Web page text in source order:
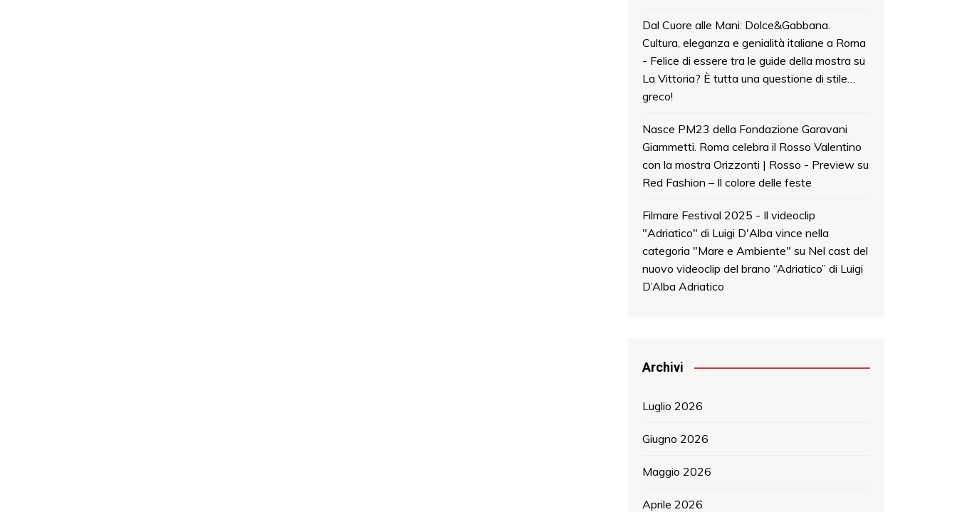
Dal Cuore alle Mani: Dolce&Gabbana.
Cultura, eleganza e genialità italiane a Roma
- Felice di essere tra le guide della mostra su
La Vittoria? È tutta una questione di stile…
greco!
Nasce PM23 della Fondazione Garavani
Giammetti. Roma celebra il Rosso Valentino
con la mostra Orizzonti | Rosso - Preview su
Red Fashion – Il colore delle feste
Filmare Festival 2025 - Il videoclip
"Adriatico" di Luigi D'Alba vince nella
categoria "Mare e Ambiente" su Nel cast del
nuovo videoclip del brano “Adriatico” di Luigi
D’Alba Adriatico
Archivi
Luglio 2026
Giugno 2026
Maggio 2026
Aprile 2026